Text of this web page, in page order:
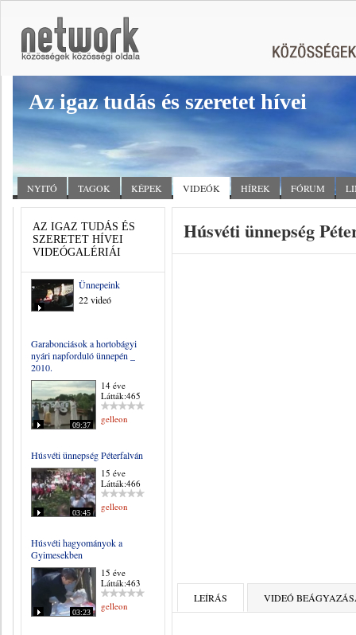
Az igaz tudás és szeretet hívei
NYITÓ TAGOK KÉPEK VIDEÓK HÍREK FÓRUM
AZ IGAZ TUDÁS ÉS
SZERETET HÍVEI
VIDEÓGALÉRIÁI
Ünnepeink
22 videó
Garabonciások a hortobágyi
nyári napforduló ünnepén _
2010.
09:37
14 éve
Látták:465
gelleon
Húsvéti ünnepség Péterfalván
03:45
15 éve
Látták:466
gelleon
Húsvéti hagyományok a
Gyimesekben
03:23
15 éve
Látták:463
gelleon
Húsvéti ünnepség
LEÍRÁS VIDEÓ